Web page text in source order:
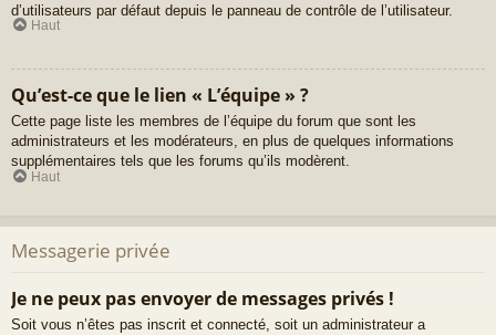
d’utilisateurs par défaut depuis le panneau de contrôle de l’utilisateur.
Haut
Qu’est-ce que le lien « L’équipe » ?
Cette page liste les membres de l’équipe du forum que sont les
administrateurs et les modérateurs, en plus de quelques informations
supplémentaires tels que les forums qu’ils modèrent.
Haut
Messagerie privée
Je ne peux pas envoyer de messages privés !
Soit vous n’êtes pas inscrit et connecté, soit un administrateur a